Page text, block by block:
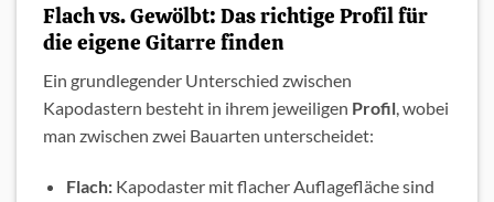
Flach vs. Gewölbt: Das richtige Profil für
die eigene Gitarre finden
Ein grundlegender Unterschied zwischen
Kapodastern besteht in ihrem jeweiligen Profil, wobei
man zwischen zwei Bauarten unterscheidet:
Flach:Kapodaster mit flacher Auflagefläche sind